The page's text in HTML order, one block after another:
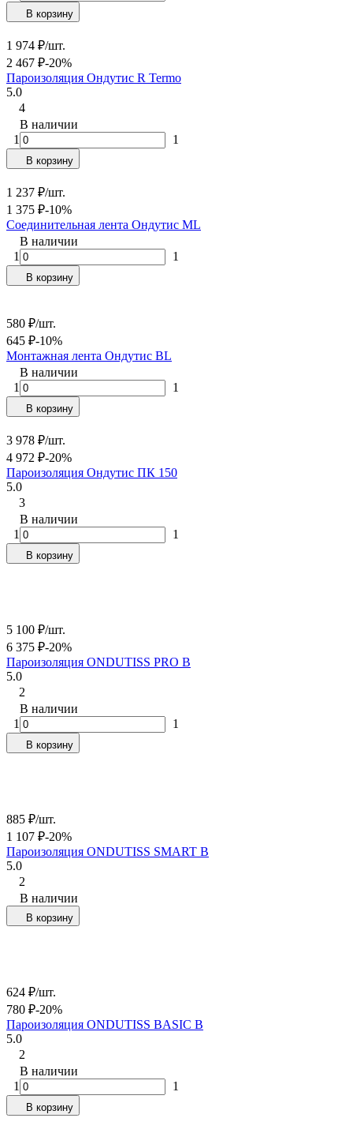
В корзину
1 974 ₽/шт.
2 467 ₽-20%
Пароизоляция Ондутис R Termo
5.0
4
В наличии
1
1
В корзину
1 237 ₽/шт.
1 375 ₽-10%
Соединительная лента Ондутис ML
В наличии
1
1
В корзину
580 ₽/шт.
645 ₽-10%
Монтажная лента Ондутис BL
В наличии
1
1
В корзину
3 978 ₽/шт.
4 972 ₽-20%
Пароизоляция Ондутис ПК 150
5.0
3
В наличии
1
1
В корзину
5 100 ₽/шт.
6 375 ₽-20%
Пароизоляция ONDUTISS PRO B
5.0
2
В наличии
1
1
В корзину
885 ₽/шт.
1 107 ₽-20%
Пароизоляция ONDUTISS SMART B
5.0
2
В наличии
В корзину
624 ₽/шт.
780 ₽-20%
Пароизоляция ONDUTISS BASIC B
5.0
2
В наличии
1
1
В корзину